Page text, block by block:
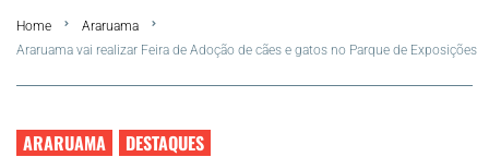
FLA Araru 2026
Home
Araruama
Araruama vai realizar Feira de Adoção de cães e gatos no Parque de Exposições
ARARUAMA DESTAQUES